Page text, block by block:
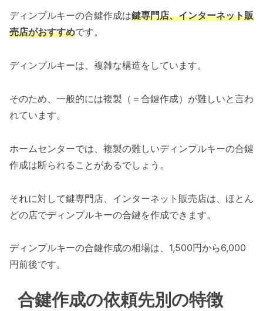
ディンプルキーの合鍵作成は鍵専門店、インターネット販
売店がおすすめです。
ディンプルキーは、複雑な構造をしています。
そのため、一般的には複製（＝合鍵作成）が難しいと言わ
れています。
ホームセンターでは、複製の難しいディンプルキーの合鍵
作成は断られることがあるでしょう。
それに対して鍵専門店、インターネット販売店は、ほとん
どの店でディンプルキーの合鍵を作成できます。
ディンプルキーの合鍵作成の相場は、1,500円から6,000
円前後です。
合鍵作成の依頼先別の特徴